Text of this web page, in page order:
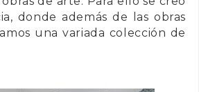
donde además de las obras
una variada colección de